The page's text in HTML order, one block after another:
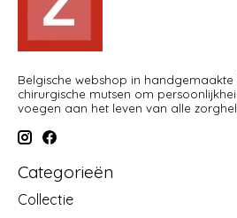
Belgische webshop in
chirurgische mutsen om
voegen aan het leven van alle
Categorieën
Collectie